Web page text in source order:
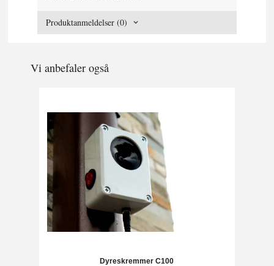
Produktanmeldelser (0)
Vi anbefaler også
Dyreskremmer C100